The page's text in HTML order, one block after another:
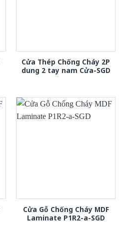
Cửa Thép Chống Cháy 2P
dung 2 tay nam Cửa-SGD
Cửa Gỗ Chống Cháy MDF
Laminate P1R2-a-SGD